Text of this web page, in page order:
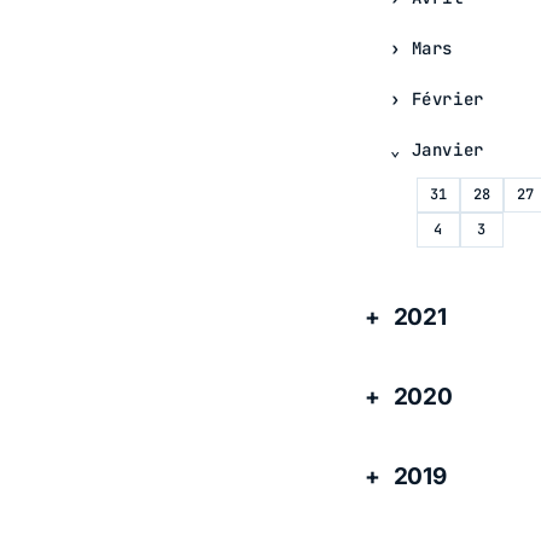
Mars
Février
Janvier
31 28 27
4
3
2021
2020
2019